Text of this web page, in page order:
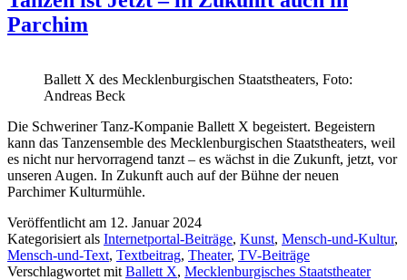
Parchim
Ballett X des Mecklenburgischen Staatstheaters, Foto:
Andreas Beck
Die Schweriner Tanz-Kompanie Ballett X begeistert. Begeistern
kann das Tanzensemble des Mecklenburgischen Staatstheaters, weil
es nicht nur hervorragend tanzt – es wächst in die Zukunft, jetzt, vor
unseren Augen. In Zukunft auch auf der Bühne der neuen
Parchimer Kulturmühle.
Veröffentlicht am 12. Januar 2024
Kategorisiert als Internetportal-Beiträge, Kunst, Mensch-und-Kultur,
Mensch-und-Text, Textbeitrag, Theater, TV-Beiträge
Verschlagwortet mit Ballett X, Mecklenburgisches Staatstheater